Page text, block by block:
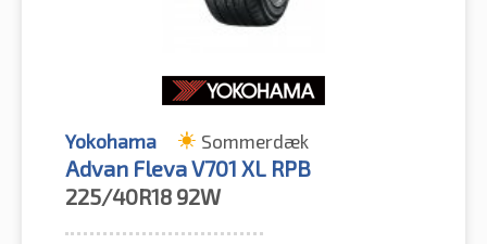
Yokohama Sommerdæk
Advan Fleva V701 XL RPB
225/40R18 92W